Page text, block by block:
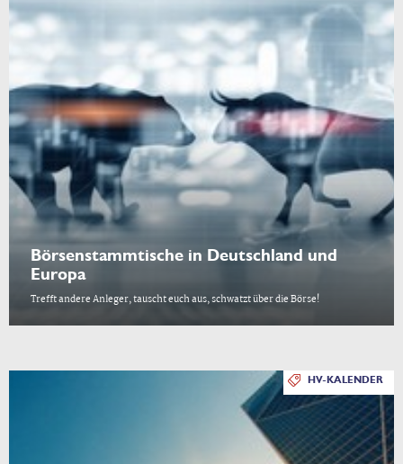
Börsenstammtische in Deutschland und
Europa
Trefft andere Anleger, tauscht euch aus, schwatzt über die Börse!
HV-KALENDER